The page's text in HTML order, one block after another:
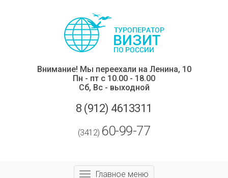
Внимание! Мы переехали на Ленина, 10
Пн - пт с 10.00 - 18.00
Сб, Вс - выходной
8 (912) 4613311
(3412) 60-99-77
Главное меню